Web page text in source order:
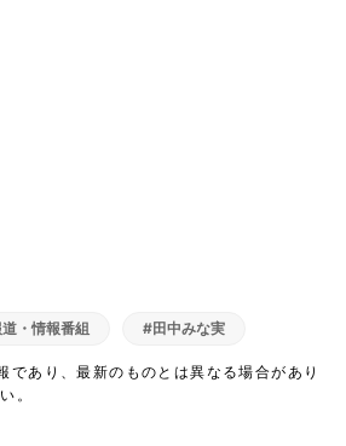
・情報番組 #田中みな実
であり、最新のものとは異なる場合があり
。